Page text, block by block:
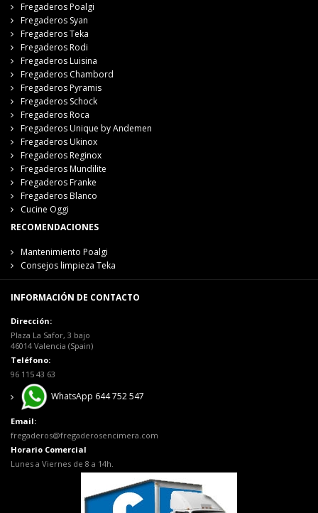
Fregaderos Poalgi
Fregaderos Syan
Fregaderos Teka
Fregaderos Rodi
Fregaderos Luisina
Fregaderos Chambord
Fregaderos Pyramis
Fregaderos Schock
Fregaderos Roca
Fregaderos Unique by Andemen
Fregaderos Ukinox
Fregaderos Reginox
Fregaderos Mundilite
Fregaderos Franke
Fregaderos Blanco
Cucine Oggi
RECOMENDACIONES
Mantenimiento Poalgi
Consejos limpieza Teka
INFORMACIÓN DE CONTACTO
Dirección:
Plaza La Safor, 3 bajo
46014 Valencia (Spain)
Teléfono:
96 115 43 63
WhatsApp 644 752 547
Email:
fregaderos@fregaderosencimera.com
Horario Comercial
Lunes a Viernes de 8 a 14h.